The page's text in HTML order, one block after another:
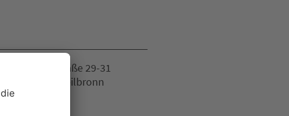
Kaiserstraße 29-31
74072 Heilbronn